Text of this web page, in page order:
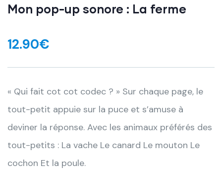
Mon pop-up sonore : La ferme
12.90€
« Qui fait cot cot codec ? » Sur chaque page, le
tout-petit appuie sur la puce et s’amuse à
deviner la réponse. Avec les animaux préférés des
tout-petits : La vache Le canard Le mouton Le
cochon Et la poule.